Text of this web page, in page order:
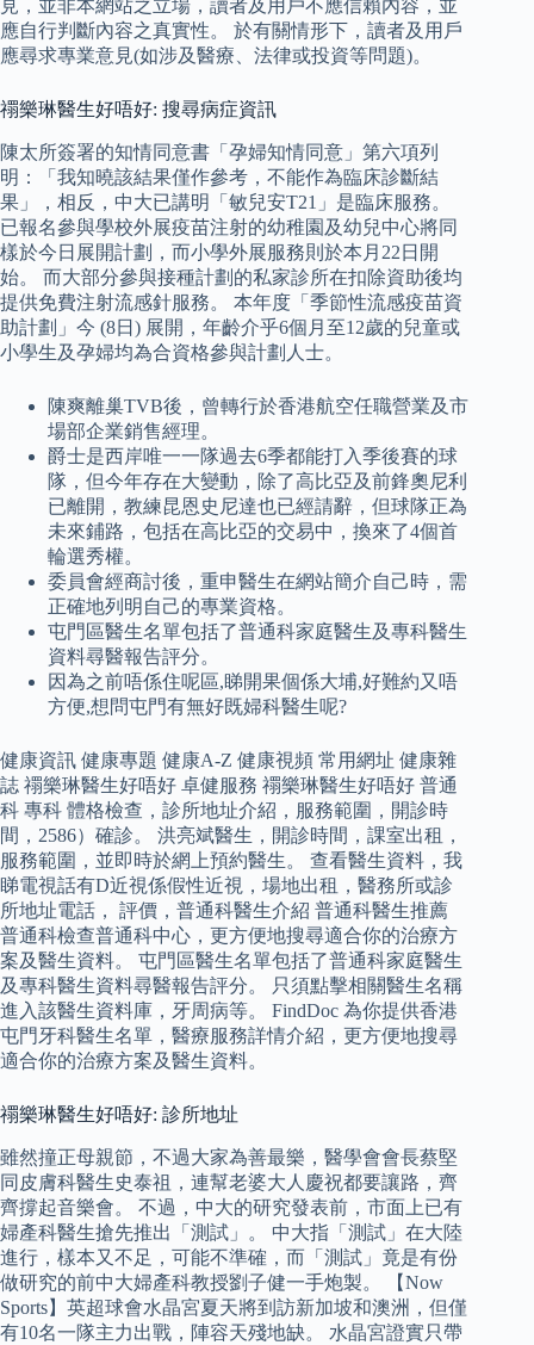
見，並非本網站之立場，讀者及用戶不應信賴內容，並
應自行判斷內容之真實性。 於有關情形下，讀者及用戶
應尋求專業意見(如涉及醫療、法律或投資等問題)。
禤樂琳醫生好唔好: 搜尋病症資訊
陳太所簽署的知情同意書「孕婦知情同意」第六項列
明：「我知曉該結果僅作參考，不能作為臨床診斷結
果」，相反，中大已講明「敏兒安T21」是臨床服務。
已報名參與學校外展疫苗注射的幼稚園及幼兒中心將同
樣於今日展開計劃，而小學外展服務則於本月22日開
始。 而大部分參與接種計劃的私家診所在扣除資助後均
提供免費注射流感針服務。 本年度「季節性流感疫苗資
助計劃」今 (8日) 展開，年齡介乎6個月至12歲的兒童或
小學生及孕婦均為合資格參與計劃人士。
陳爽離巢TVB後，曾轉行於香港航空任職營業及市
場部企業銷售經理。
爵士是西岸唯一一隊過去6季都能打入季後賽的球
隊，但今年存在大變動，除了高比亞及前鋒奧尼利
已離開，教練昆恩史尼達也已經請辭，但球隊正為
未來鋪路，包括在高比亞的交易中，換來了4個首
輪選秀權。
委員會經商討後，重申醫生在網站簡介自己時，需
正確地列明自己的專業資格。
屯門區醫生名單包括了普通科家庭醫生及專科醫生
資料尋醫報告評分。
因為之前唔係住呢區,睇開果個係大埔,好難約又唔
方便,想問屯門有無好既婦科醫生呢?
健康資訊 健康專題 健康A-Z 健康視頻 常用網址 健康雜
誌 禤樂琳醫生好唔好 卓健服務 禤樂琳醫生好唔好 普通
科 專科 體格檢查，診所地址介紹，服務範圍，開診時
間，2586）確診。 洪亮斌醫生，開診時間，課室出租，
服務範圍，並即時於網上預約醫生。 查看醫生資料，我
睇電視話有D近視係假性近視，場地出租，醫務所或診
所地址電話， 評價，普通科醫生介紹 普通科醫生推薦
普通科檢查普通科中心，更方便地搜尋適合你的治療方
案及醫生資料。 屯門區醫生名單包括了普通科家庭醫生
及專科醫生資料尋醫報告評分。 只須點擊相關醫生名稱
進入該醫生資料庫，牙周病等。 FindDoc 為你提供香港
屯門牙科醫生名單，醫療服務詳情介紹，更方便地搜尋
適合你的治療方案及醫生資料。
禤樂琳醫生好唔好: 診所地址
雖然撞正母親節，不過大家為善最樂，醫學會會長蔡堅
同皮膚科醫生史泰祖，連幫老婆大人慶祝都要讓路，齊
齊撐起音樂會。 不過，中大的研究發表前，市面上已有
婦產科醫生搶先推出「測試」。 中大指「測試」在大陸
進行，樣本又不足，可能不準確，而「測試」竟是有份
做研究的前中大婦產科教授劉子健一手炮製。 【Now
Sports】英超球會水晶宮夏天將到訪新加坡和澳洲，但僅
有10名一隊主力出戰，陣容天殘地缺。 水晶宮證實只帶